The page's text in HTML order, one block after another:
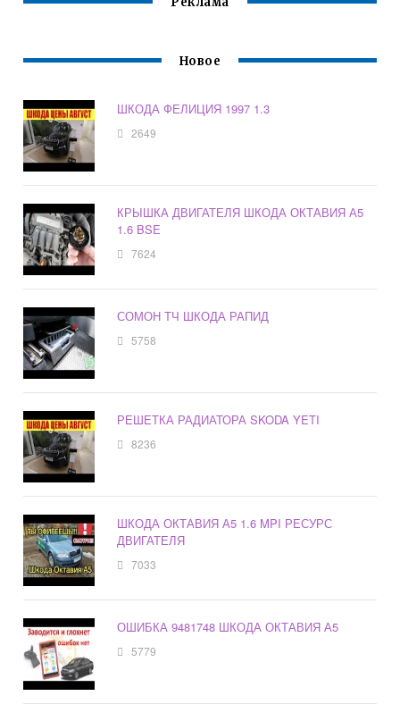
Новое
ШКОДА ФЕЛИЦИЯ 1997 1.3
2649
КРЫШКА ДВИГАТЕЛЯ ШКОДА ОКТАВИЯ А5
1.6 BSE
7624
СОМОН ТЧ ШКОДА РАПИД
5758
РЕШЕТКА РАДИАТОРА SKODA YETI
8236
ШКОДА ОКТАВИЯ А5 1.6 MPI РЕСУРС
ДВИГАТЕЛЯ
7033
ОШИБКА 9481748 ШКОДА ОКТАВИЯ А5
5779